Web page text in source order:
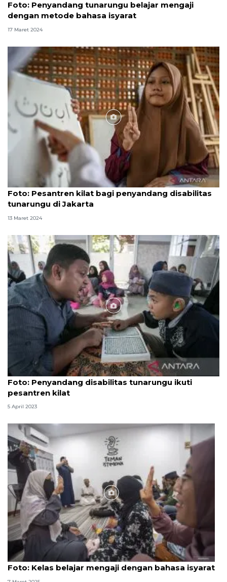
Foto: Penyandang tunarungu belajar mengaji
dengan metode bahasa isyarat
17 Maret 2024
Foto
Foto: Pesantren kilat bagi penyandang disabilitas
tunarungu di Jakarta
13 Maret 2024
Foto
Foto: Penyandang disabilitas tunarungu ikuti
pesantren kilat
5 April 2023
Foto
Foto: Kelas belajar mengaji dengan bahasa isyarat